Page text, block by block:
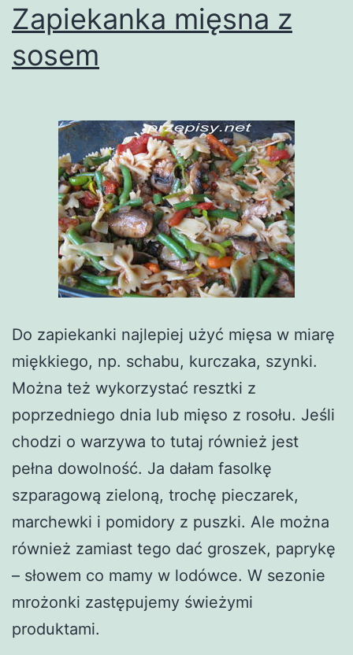
Zapiekanka mięsna z
sosem
Do zapiekanki najlepiej użyć mięsa w miarę
miękkiego, np. schabu, kurczaka, szynki.
Można też wykorzystać resztki z
poprzedniego dnia lub mięso z rosołu. Jeśli
chodzi o warzywa to tutaj również jest
pełna dowolność. Ja dałam fasolkę
szparagową zieloną, trochę pieczarek,
marchewki i pomidory z puszki. Ale można
również zamiast tego dać groszek, paprykę
– słowem co mamy w lodówce. W sezonie
mrożonki zastępujemy świeżymi
produktami.